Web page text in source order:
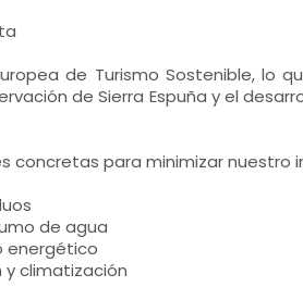
de Turismo Sostenible, lo
de Sierra Espuña y el
concretas para minimizar nuestro
de agua
energético
y climatización